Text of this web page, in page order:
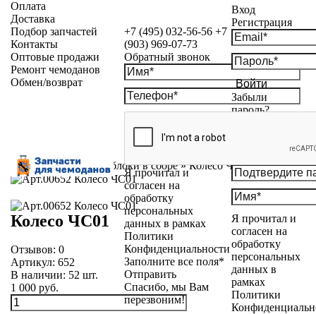
+7 (495) 032-56-56 +7
(903) 969-07-73
Обратный звонок
Я прочитал и
согласен на
обработку
персональных
данных в рамках
Политики
Конфиденциальности
Заполните все поля*
Отправить
Спасибо, мы Вам
перезвоним!
Вход
Регистрация
Войти
Забыли
пароль?
Я прочитал и
согласен на
обработку
персональных
данных в
рамках
Политики
Оплата
Доставка
Подбор запчастей
Контакты
Оптовые продажи
Ремонт чемоданов
Обмен/возврат
Каталог»Колесные блоки в сборе»Колесо ЧС01
Колесо ЧС01
Отзывов: 0
Артикул: 652
В наличии: 52 шт.
1 000 руб.